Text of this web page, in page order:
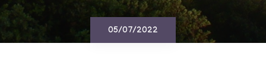
05/07/2022